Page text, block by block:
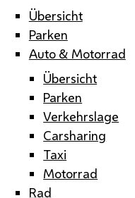
Übersicht
Parken
Auto & Motorrad
Übersicht
Parken
Verkehrslage
Carsharing
Taxi
Motorrad
Rad